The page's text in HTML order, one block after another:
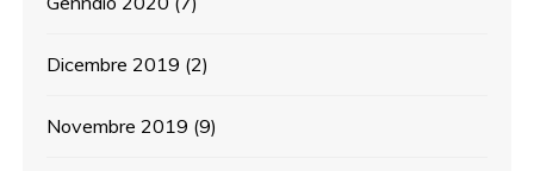
Dicembre 2019 (2)
Novembre 2019 (9)